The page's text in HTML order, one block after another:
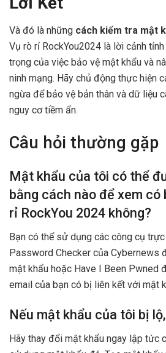
Và đó là những cách kiểm tra mật
Vụ rò rỉ RockYou2024 là lời cảnh
trọng của việc bảo vệ mật khẩu và
ninh mạng. Hãy chủ động thực hiện
ngừa để bảo vệ bản thân và dữ liệu
nguy cơ tiềm ẩn.
Câu hỏi thường gặp
Mật khẩu của tôi có thể
bằng cách nào để xem có
rỉ RockYou 2024 không?
Bạn có thể sử dụng các công cụ
Password Checker của Cybernews
mật khẩu hoặc Have I Been Pwned
email của bạn có bị liên kết với mật
Nếu mật khẩu của tôi bị
Hãy thay đổi mật khẩu ngay lập tức